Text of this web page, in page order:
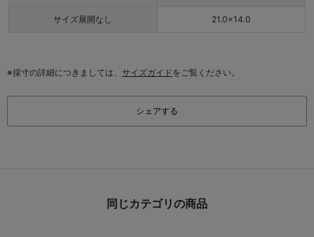
サイズ展開なし 21.0×14.0
※採寸の詳細につきましては、 サイズガイドをご覧ください。
シェアする
同じカテゴリの商品